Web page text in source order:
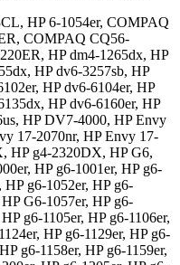
HP 6-1054er, COMPAQ
COMPAQ CQ56-
HP dm4-1265dx, HP
HP dv6-3257sb, HP
HP dv6-6104er, HP
HP dv6-6160er, HP
HP DV7-4000, HP Envy
17-2070nr, HP Envy 17-
HP g4-2320DX, HP G6,
HP g6-1001er, HP g6-
HP g6-1052er, HP g6-
G6-1057er, HP g6-
g6-1105er, HP g6-1106er,
HP g6-1129er, HP g6-
g6-1158er, HP g6-1159er,